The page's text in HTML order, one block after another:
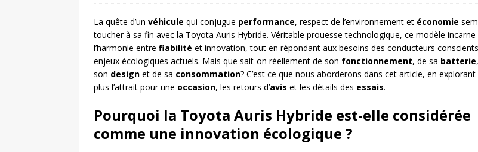
La quête d’un véhicule qui conjugue performance, respect de l’environnement et économie
toucher à sa fin avec la Toyota Auris Hybride. Véritable prouesse technologique, ce modèle incarne
l’harmonie entre fiabilité et innovation, tout en répondant aux besoins des conducteurs
enjeux écologiques actuels. Mais que sait-on réellement de son fonctionnement, de sa batterie
son design et de sa consommation? C’est ce que nous aborderons dans cet article, en explorant
plus l’attrait pour une occasion, les retours d’avis et les détails des essais.
Pourquoi la Toyota Auris Hybride est-elle considérée
comme une innovation écologique ?